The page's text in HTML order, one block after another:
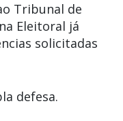
Tribunal de
Eleitoral já
solicitadas
defesa.